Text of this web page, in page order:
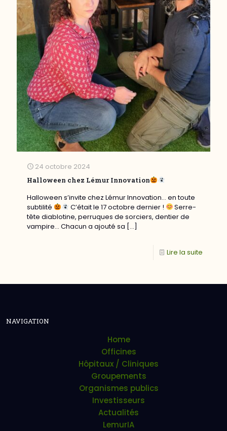
24 octobre 2024
Halloween chez Lémur Innovation
Halloween s’invite chez Lémur Innovation… en toute
subtilité
C’était le 17 octobre dernier !
Serre-
tête diablotine, perruques de sorciers, dentier de
vampire… Chacun a ajouté sa […]
Lire la suite
NAVIGATION
Home
Officines
Hôpitaux / Cliniques
Groupements
Organismes publics
Investisseurs
Actualités
LemurIA